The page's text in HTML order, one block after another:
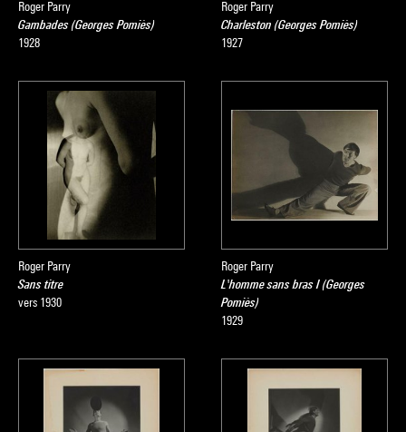
Roger Parry
Gambades (Georges Pomiès)
1928
Roger Parry
Charleston (Georges Pomiès)
1927
Roger Parry
Sans titre
vers 1930
Roger Parry
L'homme sans bras I (Georges
Pomiès)
1929